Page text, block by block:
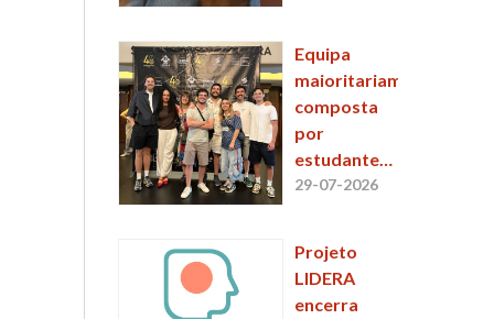
Equipa
maioritariamente
composta
por
estudantes
e alumni da
2.º lugar no
48 Hour Film
29-07-2026
Projeto
LIDERA
encerra